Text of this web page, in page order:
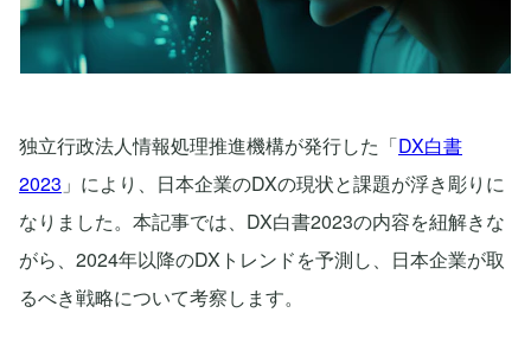
独立行政法人情報処理推進機構が発行した「DX白書
2023 」により、日本企業のDXの現状と課題が浮き彫りに
なりました。本記事では、DX白書2023の内容を紐解きな
がら、2024年以降のDXトレンドを予測し、日本企業が取
るべき戦略について考察します。